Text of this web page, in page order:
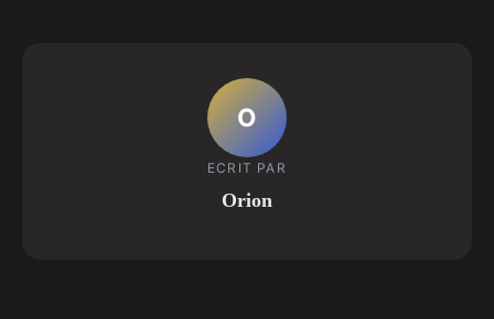
O
ECRIT PAR
Orion